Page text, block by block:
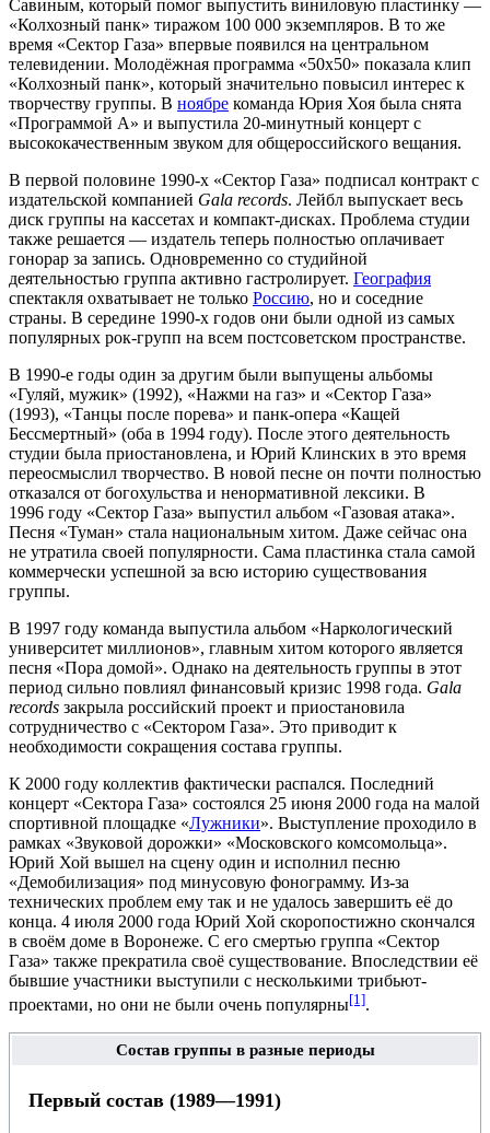
Савиным, который помог выпустить виниловую пластинку —
«Колхозный панк» тиражом 100 000 экземпляров. В то же
время «Сектор Газа» впервые появился на центральном
телевидении. Молодёжная программа «50х50» показала клип
«Колхозный панк», который значительно повысил интерес к
творчеству группы. В ноябре команда Юрия Хоя была снята
«Программой А» и выпустила 20-минутный концерт с
высококачественным звуком для общероссийского вещания.
В первой половине 1990-х «Сектор Газа» подписал контракт с
издательской компанией Gala records. Лейбл выпускает весь
диск группы на кассетах и компакт-дисках. Проблема студии
также решается — издатель теперь полностью оплачивает
гонорар за запись. Одновременно со студийной
деятельностью группа активно гастролирует. География
спектакля охватывает не только Россию, но и соседние
страны. В середине 1990-х годов они были одной из самых
популярных рок-групп на всем постсоветском пространстве.
В 1990-е годы один за другим были выпущены альбомы
«Гуляй, мужик» (1992), «Нажми на газ» и «Сектор Газа»
(1993), «Танцы после порева» и панк-опера «Кащей
Бессмертный» (оба в 1994 году). После этого деятельность
студии была приостановлена, и Юрий Клинских в это время
переосмыслил творчество. В новой песне он почти полностью
отказался от богохульства и ненормативной лексики. В
1996 году «Сектор Газа» выпустил альбом «Газовая атака».
Песня «Туман» стала национальным хитом. Даже сейчас она
не утратила своей популярности. Сама пластинка стала самой
коммерчески успешной за всю историю существования
группы.
В 1997 году команда выпустила альбом «Наркологический
университет миллионов», главным хитом которого является
песня «Пора домой». Однако на деятельность группы в этот
период сильно повлиял финансовый кризис 1998 года. Gala
records закрыла российский проект и приостановила
сотрудничество с «Сектором Газа». Это приводит к
необходимости сокращения состава группы.
К 2000 году коллектив фактически распался. Последний
концерт «Сектора Газа» состоялся 25 июня 2000 года на малой
спортивной площадке «Лужники». Выступление проходило в
рамках «Звуковой дорожки» «Московского комсомольца».
Юрий Хой вышел на сцену один и исполнил песню
«Демобилизация» под минусовую фонограмму. Из-за
технических проблем ему так и не удалось завершить её до
конца. 4 июля 2000 года Юрий Хой скоропостижно скончался
в своём доме в Воронеже. С его смертью группа «Сектор
Газа» также прекратила своё существование. Впоследствии её
бывшие участники выступили с несколькими трибьют-
проектами, но они не были очень популярны[1].
Состав группы в разные периоды
Первый состав (1989—1991)